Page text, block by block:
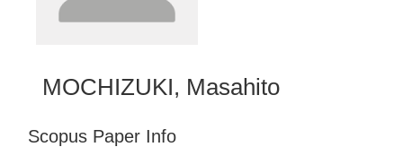
MOCHIZUKI, Masahito
Scopus Paper Info